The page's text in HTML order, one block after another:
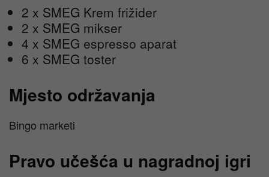
2 x SMEG Krem frižider
2 x SMEG mikser
4 x SMEG espresso aparat
6 x SMEG toster
Mjesto održavanja
Bingo marketi
Pravo učešća u nagradnoj igri